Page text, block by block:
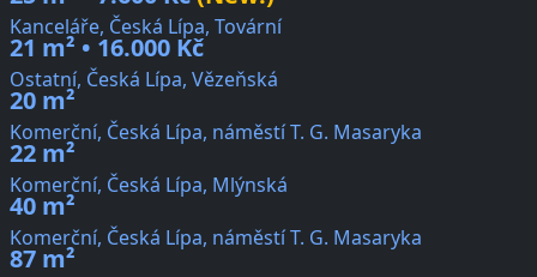
Kanceláře, Česká Lípa, Tovární
21 m² • 16.000 Kč
Ostatní, Česká Lípa, Vězeňská
20 m²
Komerční, Česká Lípa, náměstí T. G. Masaryka
22 m²
Komerční, Česká Lípa, Mlýnská
40 m²
Komerční, Česká Lípa, náměstí T. G. Masaryka
87 m²